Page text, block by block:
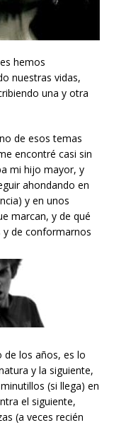
hemos
nuestras vidas,
una y otra
de esos temas
encontré casi sin
mi hijo mayor, y
ahondando en
y en unos
marcan, y de qué
de conformarnos
de los años, es lo
y la siguiente,
(si llega) en
el siguiente,
(a veces recién